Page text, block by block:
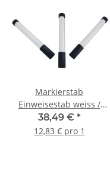
Markierstab
Einweisestab weiss /
schwarz im Set 3 Stück
38,49 € *
12,83 € pro 1